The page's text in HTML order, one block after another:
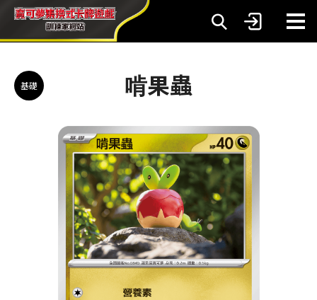
基礎 啃果蟲